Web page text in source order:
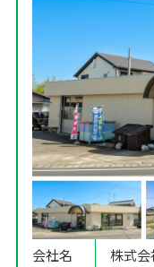
会社名
株式